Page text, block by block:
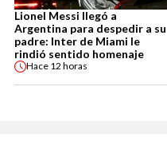
Lionel Messi llegó a
Argentina para despedir a su
padre: Inter de Miami le
rindió sentido homenaje
Hace 12 horas